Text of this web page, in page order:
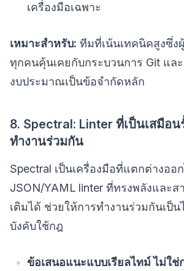
เครื่องมือเฉพาะ
เหมาะสำหรับ: ทีมที่เน้นเทคนิคสูงซึ่ง
ทุกคนคุ้นเคยกับกระบวนการ Git แล
งบประมาณเป็นข้อจำกัดหลัก
8. Spectral: Linter ที่เป็นเสมือ
ทำงานร่วมกัน
Spectral เป็นเครื่องมือที่แตกต่างออ
JSON/YAML linter ที่ทรงพลังและส
เติมได้ ช่วยให้การทำงานร่วมกันเป็น
บังคับใช้กฎ
ข้อเสนอแนะแบบเรียลไทม์ ไม่ใช่